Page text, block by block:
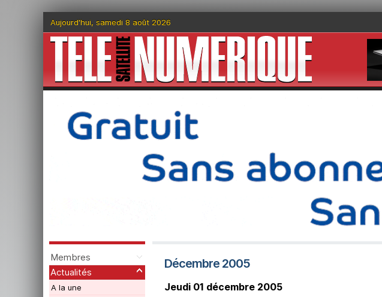
Aujourd'hui, samedi 8 août 2026
Membres
Actualités
A la une
Décembre 2005
Jeudi 01 décembre 2005